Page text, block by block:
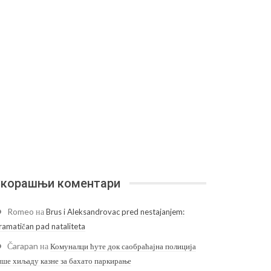
коментари
Romeo наBrus i Aleksandrovac pred nestajanjem:
pad nataliteta
Čarapan наКомуналци ћуте док саобраћајна полиција
хиљаду казне за бахато паркирање